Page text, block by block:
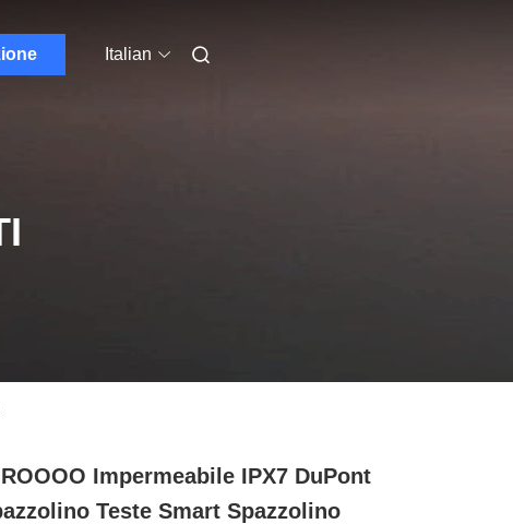
Italian
Impermeabile IPX7 DuPont
Teste Smart Spazzolino